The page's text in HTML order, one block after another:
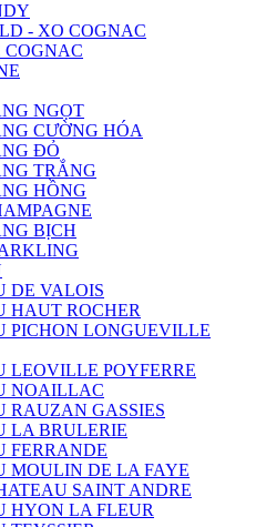
- XO COGNAC
COGNAC
NGỌT
CƯỜNG HÓA
ĐỎ
TRẮNG
HỒNG
BỊCH
DE VALOIS
HAUT ROCHER
PICHON LONGUEVILLE
LEOVILLE POYFERRE
NOAILLAC
RAUZAN GASSIES
LA BRULERIE
FERRANDE
MOULIN DE LA FAYE
SAINT ANDRE
HYON LA FLEUR